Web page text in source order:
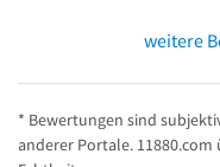
weitere
* Bewertungen sind
anderer Portale.